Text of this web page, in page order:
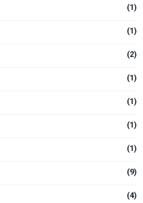
(1)
(1)
(2)
(1)
(1)
(1)
(1)
(9)
(4)